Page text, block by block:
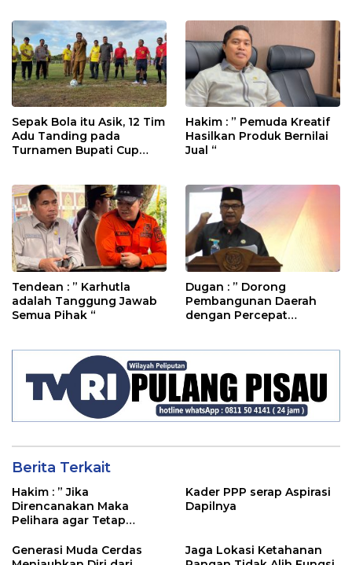
Sepak Bola itu Asik, 12 Tim
Adu Tanding pada
Turnamen Bupati Cup
Hakim : ” Pemuda Kreatif
Hasilkan Produk Bernilai
Jual “
Tendean : ” Karhutla
adalah Tanggung Jawab
Semua Pihak “
Dugan : ” Dorong
Pembangunan Daerah
dengan Percepat
Berita Terkait
Hakim : ” Jika
Direncanakan Maka
Pelihara agar Tetap
Kader PPP serap Aspirasi
Dapilnya
Generasi Muda Cerdas
Jaga Lokasi Ketahanan